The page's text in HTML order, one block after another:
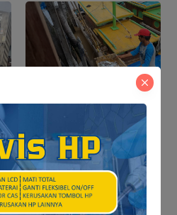
Dari Laut Kuala Tungkal
ke Berbagai Daerah,
Aktivitas Nelayan Masih
Bergeliat